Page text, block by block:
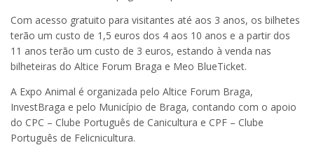
Com acesso gratuito para visitantes até aos 3 anos, os bilhetes
terão um custo de 1,5 euros dos 4 aos 10 anos e a partir dos
11 anos terão um custo de 3 euros, estando à venda nas
bilheteiras do Altice Forum Braga e Meo BlueTicket.
A Expo Animal é organizada pelo Altice Forum Braga,
InvestBraga e pelo Município de Braga, contando com o apoio
do CPC – Clube Português de Canicultura e CPF – Clube
Português de Felicnicultura.